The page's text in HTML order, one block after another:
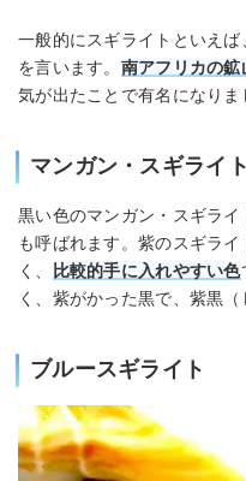
一般的にスギライトといえば
を言います。 南アフリカの
気が出たことで有名になりま
マンガン・スギライト
黒い色のマンガン・スギライ
も呼ばれます。紫のスギラ
く、
比較的手に入れやすい色
く、紫がかった黒で、紫黒
ブルースギライト